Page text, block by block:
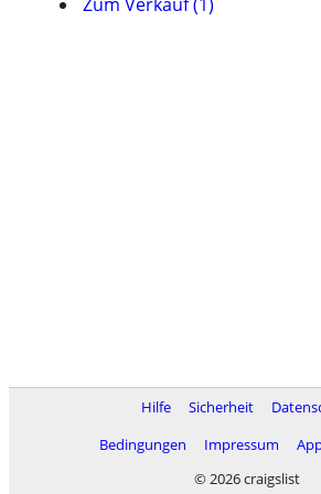
Hilfe Sicherheit
Bedingungen
Impressum
© 2026 craigslist